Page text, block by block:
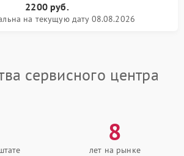
2200 руб.
на текущую дату 08.08.2026
сервисного центра
8
лет на рынке